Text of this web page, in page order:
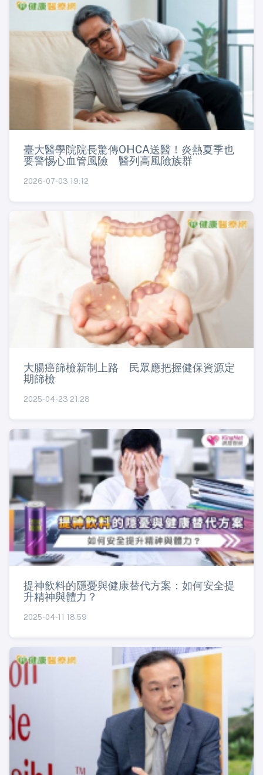
臺大醫學院院長驚傳OHCA送醫！炎熱夏季也
要警惕心血管風險 醫列高風險族群
2026-07-03 19:12
大腸癌篩檢新制上路 民眾應把握健保資源定
期篩檢
2025-04-23 21:28
提神飲料的隱憂與健康替代方案：如何安全提
升精神與體力？
2025-04-11 18:59